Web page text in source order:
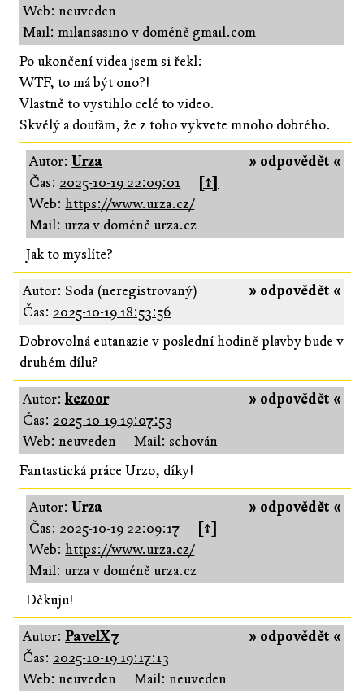
Web: neuveden
Mail: milansasin0 v doméně gmail.com
Po ukončení videa jsem si řekl:
WTF, to má být ono?!
Vlastně to vystihlo celé to video.
Skvělý a doufám, že z toho vykvete mnoho dobrého.
» odpovědět «
Autor:Urza
Čas: 2025-10-19 22:09:01
[↑]
Web:https://www.urza.cz/
Mail: urza v doméně urza.cz
Jak to myslíte?
» odpovědět «
Autor: Soda (neregistrovaný)
Čas: 2025-10-19 18:53:56
Dobrovolná eutanazie v poslední hodině plavby bude v
druhém dílu?
» odpovědět «
Autor:kezoor
Čas: 2025-10-19 19:07:53
Web: neuveden
Mail: schován
Fantastická práce Urzo, díky!
» odpovědět «
Autor:Urza
Čas: 2025-10-19 22:09:17
[↑]
Web:https://www.urza.cz/
Mail: urza v doméně urza.cz
Děkuju!
» odpovědět «
Autor: PavelX7
Čas: 2025-10-19 19:17:13
Web: neuveden
Mail: neuveden